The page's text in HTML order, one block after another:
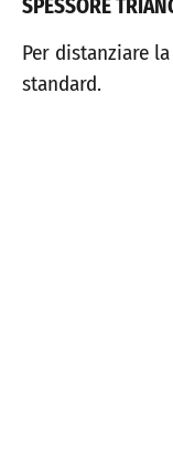
SPESSORE
Per distanziare
standard.